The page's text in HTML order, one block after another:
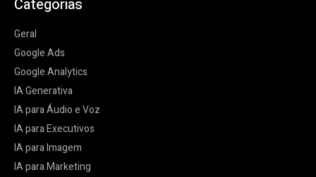
Categorias
Geral
Google Ads
Google Analytics
IA Generativa
IA para Áudio e Voz
IA para Executivos
IA para Imagem
IA para Marketing